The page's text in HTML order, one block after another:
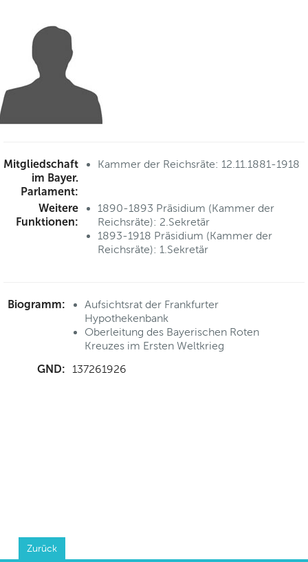
Mitgliedschaft
im Bayer.
Parlament:
Kammer der Reichsräte: 12.11.1881-1918
Weitere
Funktionen:
1890-1893 Präsidium (Kammer der
Reichsräte): 2.Sekretär
1893-1918 Präsidium (Kammer der
Reichsräte): 1.Sekretär
Biogramm:
Aufsichtsrat der Frankfurter
Hypothekenbank
Oberleitung des Bayerischen Roten
Kreuzes im Ersten Weltkrieg
GND: 137261926
Zurück